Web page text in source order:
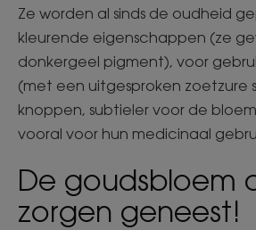
Ze worden al sinds de oudheid
kleurende eigenschappen (ze
donkergeel pigment), voor
(met een uitgesproken zoetzure
knoppen, subtieler voor de
vooral voor hun medicinaal
De goudsbloem
zorgen geneest!